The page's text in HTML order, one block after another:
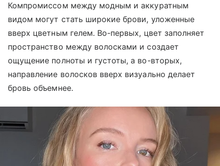
Компромиссом между модным и аккуратным
видом могут стать широкие брови, уложенные
вверх цветным гелем. Во-первых, цвет заполняет
пространство между волосками и создает
ощущение полноты и густоты, а во-вторых,
направление волосков вверх визуально делает
бровь объемнее.